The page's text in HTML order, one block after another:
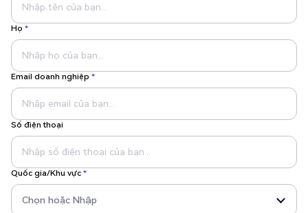
Họ *
Email doanh nghiệp *
Số điện thoại
Quốc gia/Khu vực *